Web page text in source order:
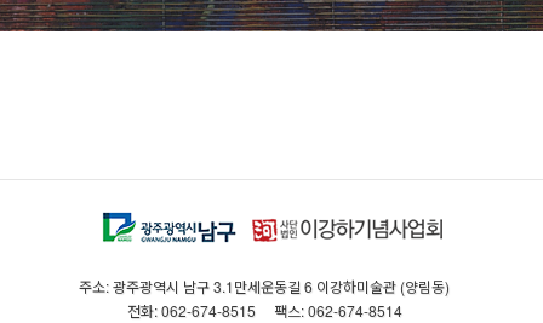
주소: 광주광역시 남구 3.1만세운동길 6 이강하미술관 (양림동)
전화: 062-674-8515
팩스: 062-674-8514